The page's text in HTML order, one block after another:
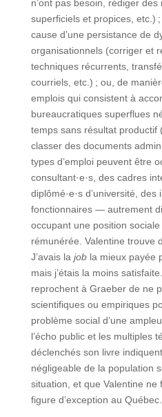
n’ont pas besoin, rédiger
superficiels et propices, etc.)
cause d’une persistance de
organisationnels (corriger et
techniques récurrents,
courriels, etc.) ; ou, de
emplois qui consistent à
bureaucratiques superflues
temps sans résultat productif
classer des documents
types d’emploi peuvent être
consultant·e·s, des cadres
diplômé·e·s d’université, des
fonctionnaires — autrement
occupant une position
rémunérée. Valentine trouve
J’avais la jobla mieux payée
mais j’étais la moins
reprochent à Graeber de ne
scientifiques ou empiriques
problème social d’une
l’écho public et les multiples
déclenchés son livre
négligeable de la population
situation, et que Valentine ne
figure d’exception au Québec.